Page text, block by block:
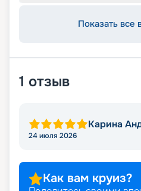
Показать все
1 отзыв
Карина
24 июля 2026
Как вам круиз?